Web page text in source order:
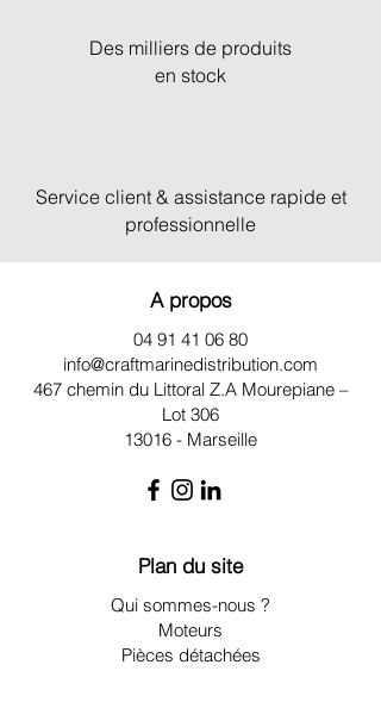
Des milliers de produits
en stock
Service client & assistance rapide et
professionnelle
A propos
04 91 41 06 80
info@craftmarinedistribution.com
467 chemin du Littoral Z.AMourepiane –
Lot 306
13016 - Marseille
Plan du site
Qui sommes-nous ?
Moteurs
Pièces détachées